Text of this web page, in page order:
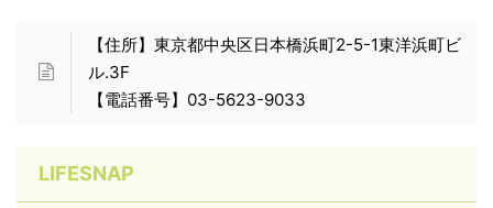
【住所】東京都中央区日本橋浜町2-5-1東洋浜町ビ
ル.3F
【電話番号】03-5623-9033
LIFESNAP